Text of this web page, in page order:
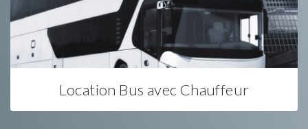
Location Bus avec Chauffeur